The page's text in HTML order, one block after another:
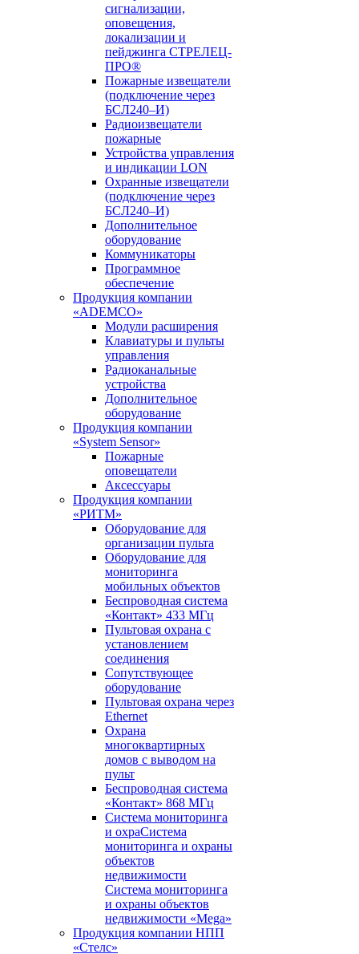
сигнализации,
оповещения,
локализации и
пейджинга СТРЕЛЕЦ-
ПРО®
Пожарные извещатели
(подключение через
БСЛ240–И)
Радиоизвещатели
пожарные
Устройства управления
и индикации LON
Охранные извещатели
(подключение через
БСЛ240–И)
Дополнительное
оборудование
Коммуникаторы
Программное
обеспечение
Продукция компании
«ADEMCO»
Модули расширения
Клавиатуры и пульты
управления
Радиоканальные
устройства
Дополнительное
оборудование
Продукция компании
«System Sensor»
Пожарные
оповещатели
Аксессуары
Продукция компании
«РИТМ»
Оборудование для
организации пульта
Оборудование для
мониторинга
мобильных объектов
Беспроводная система
«Контакт» 433 МГц
Пультовая охрана с
установлением
соединения
Сопутствующее
оборудование
Пультовая охрана через
Ethernet
Охрана
многоквартирных
домов с выводом на
пульт
Беспроводная система
«Контакт» 868 МГц
Система мониторинга
и охраСистема
мониторинга и охраны
объектов
недвижимости
Система мониторинга
и охраны объектов
недвижимости «Mega»
Продукция компании НПП
«Стелс»